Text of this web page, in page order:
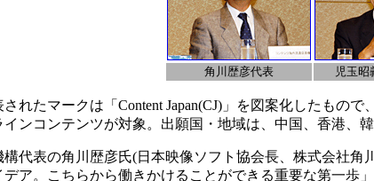
角川歴彦代表 児玉昭
れたマークは「Content Japan(CJ)」を図案化したもので
インコンテンツが対象。出願国・地域は、中国、香港、
代表の角川歴彦氏(日本映像ソフト協会長、株式会社角
デア。こちらから働きかけることができる重要な第一歩」